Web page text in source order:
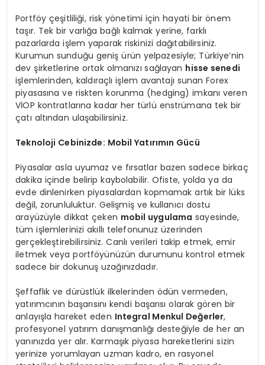
Portföy çeşitliliği, risk yönetimi için hayati bir önem
taşır. Tek bir varlığa bağlı kalmak yerine, farklı
pazarlarda işlem yaparak riskinizi dağıtabilirsiniz.
Kurumun sunduğu geniş ürün yelpazesiyle; Türkiye’nin
dev şirketlerine ortak olmanızı sağlayan hisse senedi
işlemlerinden, kaldıraçlı işlem avantajı sunan Forex
piyasasına ve riskten korunma (hedging) imkanı veren
VİOP kontratlarına kadar her türlü enstrümana tek bir
çatı altından ulaşabilirsiniz.
Teknoloji Cebinizde: Mobil Yatırımın Gücü
Piyasalar asla uyumaz ve fırsatlar bazen sadece birkaç
dakika içinde belirip kaybolabilir. Ofiste, yolda ya da
evde dinlenirken piyasalardan kopmamak artık bir lüks
değil, zorunluluktur. Gelişmiş ve kullanıcı dostu
arayüzüyle dikkat çeken mobil uygulama sayesinde,
tüm işlemlerinizi akıllı telefonunuz üzerinden
gerçekleştirebilirsiniz. Canlı verileri takip etmek, emir
iletmek veya portföyünüzün durumunu kontrol etmek
sadece bir dokunuş uzağınızdadır.
Şeffaflık ve dürüstlük ilkelerinden ödün vermeden,
yatırımcının başarısını kendi başarısı olarak gören bir
anlayışla hareket eden Integral Menkul Değerler,
profesyonel yatırım danışmanlığı desteğiyle de her an
yanınızda yer alır. Karmaşık piyasa hareketlerini sizin
yerinize yorumlayan uzman kadro, en rasyonel